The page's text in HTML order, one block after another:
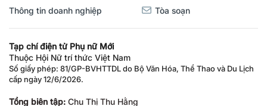
Thông tin doanh nghiệp Tòa soạn
Tạp chí điện tử Phụ nữ Mới
Thuộc Hội Nữ trí thức Việt Nam
Số giấy phép: 81/GP-BVHTTDL do Bộ Văn Hóa, Thể Thao và Du Lịch
cấp ngày 12/6/2026.
Tổng biên tập: Chu Thị Thu Hằng